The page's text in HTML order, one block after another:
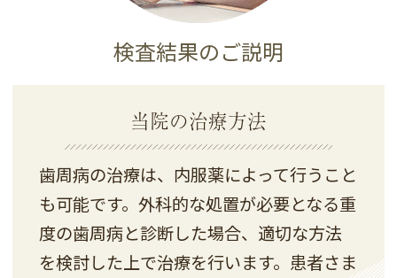
検査結果のご説明
当院の治療方法
歯周病の治療は、内服薬によって行うこと
も可能です。外科的な処置が必要となる重
度の歯周病と診断した場合、適切な方法
を検討した上で治療を行います。患者さま